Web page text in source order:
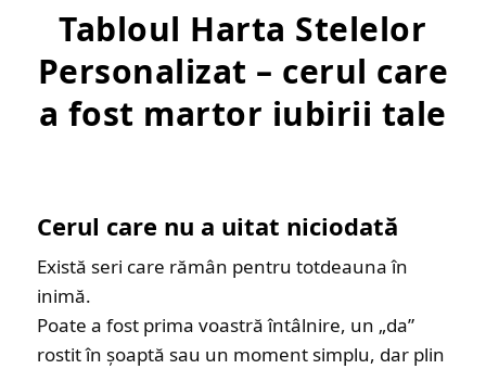
Tabloul Harta Stelelor
Personalizat – cerul care
a fost martor iubirii tale
Cerul care nu a uitat niciodată
Există seri care rămân pentru totdeauna în
inimă.
Poate a fost prima voastră întâlnire, un „da”
rostit în șoaptă sau un moment simplu, dar plin